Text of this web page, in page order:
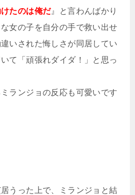
たのは俺だ』と言わんばかり
女の子を自分の手で救い出せ
いされた悔しさが同居してい
て「頑張れダイダ！」と思っ
ランジョの反応も可愛いです
うった上で、ミランジョと結